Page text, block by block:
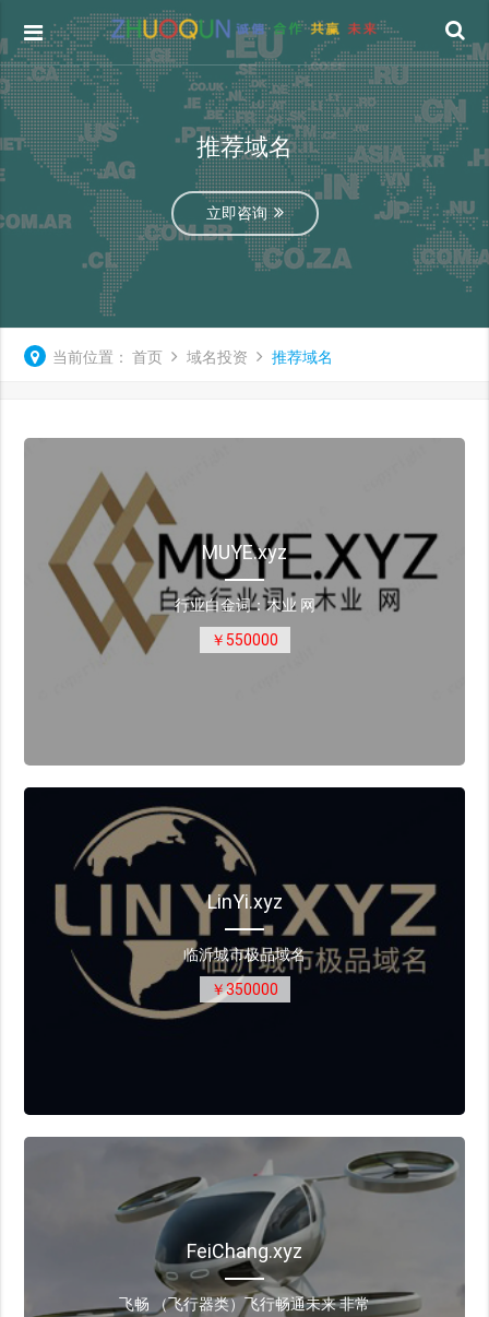
推荐域名
立即咨询
当前位置： 首页 域名投资 推荐域名
MUYE.xyz
行业白金词：木业 网
￥550000
LinYi.xyz
临沂城市极品域名
￥350000
FeiChang.xyz
飞畅 （飞行器类）飞行畅通未来 非常